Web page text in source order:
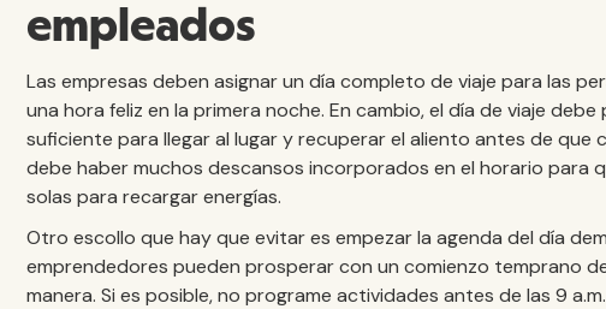
empleados
Las empresas deben asignar un día completo de viaje para las
una hora feliz en la primera noche. En cambio, el día de viaje
suficiente para llegar al lugar y recuperar el aliento antes de que
debe haber muchos descansos incorporados en el horario para
solas para recargar energías.
Otro escollo que hay que evitar es empezar la agenda del día
emprendedores pueden prosperar con un comienzo temprano
manera. Si es posible, no programe actividades antes de las 9